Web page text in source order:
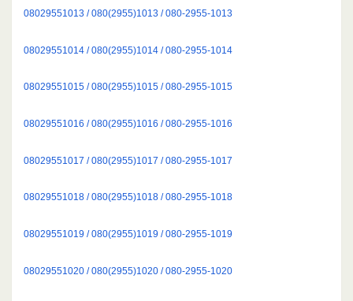
08029551013 / 080(2955)1013 / 080-2955-1013
08029551014 / 080(2955)1014 / 080-2955-1014
08029551015 / 080(2955)1015 / 080-2955-1015
08029551016 / 080(2955)1016 / 080-2955-1016
08029551017 / 080(2955)1017 / 080-2955-1017
08029551018 / 080(2955)1018 / 080-2955-1018
08029551019 / 080(2955)1019 / 080-2955-1019
08029551020 / 080(2955)1020 / 080-2955-1020